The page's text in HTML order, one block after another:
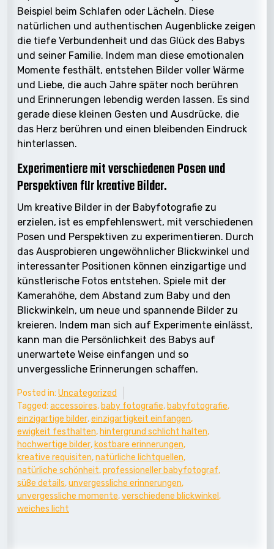
Beispiel beim Schlafen oder Lächeln. Diese
natürlichen und authentischen Augenblicke zeigen
die tiefe Verbundenheit und das Glück des Babys
und seiner Familie. Indem man diese emotionalen
Momente festhält, entstehen Bilder voller Wärme
und Liebe, die auch Jahre später noch berühren
und Erinnerungen lebendig werden lassen. Es sind
gerade diese kleinen Gesten und Ausdrücke, die
das Herz berühren und einen bleibenden Eindruck
hinterlassen.
Experimentiere mit verschiedenen Posen und
Perspektiven für kreative Bilder.
Um kreative Bilder in der Babyfotografie zu
erzielen, ist es empfehlenswert, mit verschiedenen
Posen und Perspektiven zu experimentieren. Durch
das Ausprobieren ungewöhnlicher Blickwinkel und
interessanter Positionen können einzigartige und
künstlerische Fotos entstehen. Spiele mit der
Kamerahöhe, dem Abstand zum Baby und den
Blickwinkeln, um neue und spannende Bilder zu
kreieren. Indem man sich auf Experimente einlässt,
kann man die Persönlichkeit des Babys auf
unerwartete Weise einfangen und so
unvergessliche Erinnerungen schaffen.
Posted in: Uncategorized
Tagged: accessoires, baby fotografie, babyfotografie,
einzigartige bilder,einzigartigkeit einfangen,
ewigkeit festhalten, hintergrund schlicht halten,
hochwertige bilder, kostbare erinnerungen,
kreative requisiten,natürliche lichtquellen,
natürliche schönheit,professioneller babyfotograf,
süße details,unvergessliche erinnerungen,
unvergessliche momente,verschiedene blickwinkel ,
weiches licht